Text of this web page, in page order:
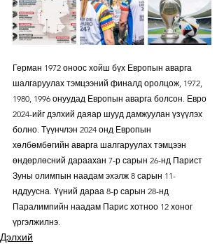
Герман 1972 оноос хойш бүх Европын аварга
шалгаруулах тэмцээний финалд оролцож, 1972,
1980, 1996 онуудад Европын аварга болсон. Евро
2024-ийг дэлхий даяар шууд дамжуулан үзүүлэх
болно. Түүнчлэн 2024 онд Европын
хөлбөмбөгийн аварга шалгаруулах тэмцээн
өндөрлөсний дараахан 7-р сарын 26-нд Парист
Зуны олимпын наадам эхэлж 8 сарын 11-
нддуусна. Үүний дараа 8-р сарын 28-нд
Паралимпийн наадам Парис хотноо 12 хоног
үргэлжилнэ.
Дэлхий